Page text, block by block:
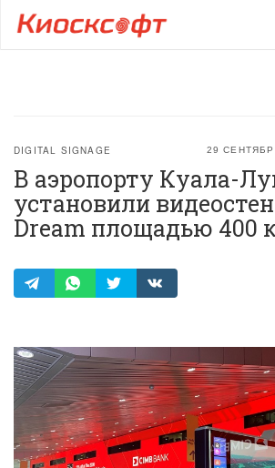
29
DIGITAL SIGNAGE
В аэропорту Куала-
установили
Dream площадью 400